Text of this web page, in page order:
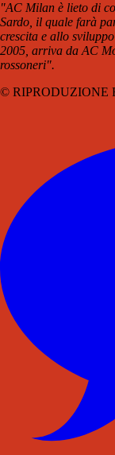
"AC Milan è lieto di
Sardo, il quale farà
crescita e allo
2005, arriva da AC
rossoneri".
© RIPRODUZIONE